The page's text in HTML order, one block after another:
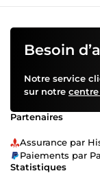
Besoin
Notre service
sur notre centre
Partenaires
Assurance par
Paiements par
Statistiques